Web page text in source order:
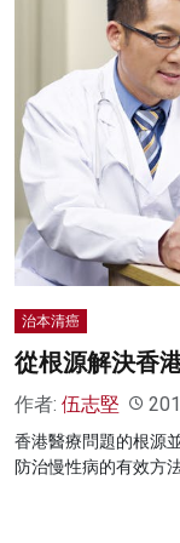
治本清癌
從根源解決香
作者: 伍志堅
香港醫療問題的根源
防治慢性病的有效方